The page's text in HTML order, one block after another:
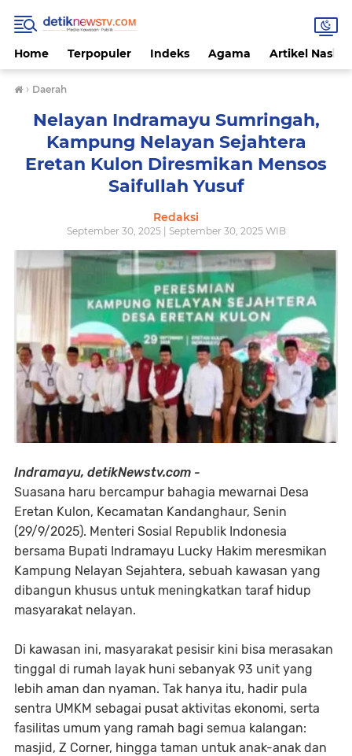
Home Terpopuler Indeks Agama Artikel
› Daerah
Nelayan Indramayu Sumringah,
Kampung Nelayan Sejahtera
Eretan Kulon Diresmikan Mensos
Saifullah Yusuf
Redaksi
September 30, 2025 | September 30, 2025 WIB
Indramayu, detikNewstv.com -
Suasana haru bercampur bahagia mewarnai Desa
Eretan Kulon, Kecamatan Kandanghaur, Senin
(29/9/2025). Menteri Sosial Republik Indonesia
bersama Bupati Indramayu Lucky Hakim meresmikan
Kampung Nelayan Sejahtera, sebuah kawasan yang
dibangun khusus untuk meningkatkan taraf hidup
masyarakat nelayan.
Di kawasan ini, masyarakat pesisir kini bisa merasakan
tinggal di rumah layak huni sebanyak 93 unit yang
lebih aman dan nyaman. Tak hanya itu, hadir pula
sentra UMKM sebagai pusat aktivitas ekonomi, serta
fasilitas umum yang ramah bagi semua kalangan:
masjid, Z Corner, hingga taman untuk anak-anak dan